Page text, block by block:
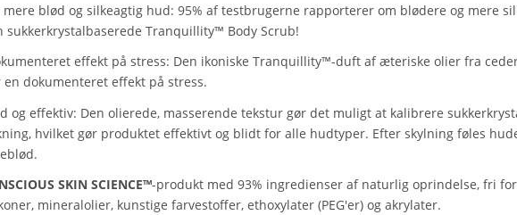
mere blød og silkeagtig hud: 95% af testbrugerne rapporterer om blødere og mere
sukkerkrystalbaserede Tranquillity™ Body Scrub!
effekt på stress: Den ikoniske Tranquillity™-duft af æteriske olier fra
en dokumenteret effekt på stress.
og effektiv: Den olierede, masserende tekstur gør det muligt at kalibrere
hvilket gør produktet effektivt og blidt for alle hudtyper. Efter skylning føles
SKIN SCIENCE™-produkt med 93% ingredienser af naturlig oprindelse, fri
mineralolier, kunstige farvestoffer, ethoxylater (PEG'er) og akrylater.